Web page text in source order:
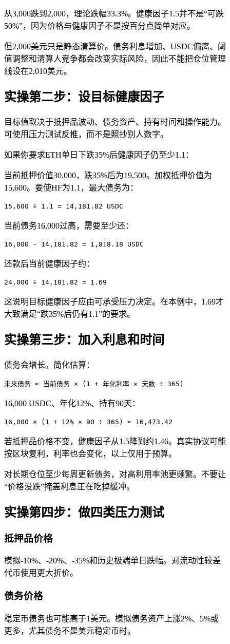
从3,000跌到2,000，理论跌幅33.3%。健康因子1.5并不是“可跌
50%”，因为价格与健康因子不是按百分点简单对应。
但2,000美元只是静态清算价。债务利息增加、USDC偏离、阈
值调整和清算人竞争都会改变实际风险，因此不能把仓位管理
线设在2,010美元。
实操第二步：设目标健康因子
目标值取决于抵押品波动、债务资产、持有时间和操作能力。
可使用压力测试反推，而不是照抄别人数字。
如果你要求ETH单日下跌35%后健康因子仍至少1.1：
当前抵押价值30,000，跌35%后为19,500。加权抵押价值为
15,600。要使HF为1.1，最大债务为：
15,600 ÷ 1.1 = 14,181.82 USDC
当前债务16,000过高，需要至少还：
16,000 - 14,181.82 = 1,818.18 USDC
还款后当前健康因子约：
24,000 ÷ 14,181.82 = 1.69
这说明目标健康因子应由可承受压力决定。在本例中，1.69才
大致满足“跌35%后仍有1.1”的要求。
实操第三步：加入利息和时间
债务会增长。简化估算：
未来债务 ≈ 当前债务 × (1 + 年化利率 × 天数 ÷ 365)
16,000 USDC、年化12%、持有90天：
16,000 × (1 + 12% × 90 ÷ 365) ≈ 16,473.42
若抵押品价格不变，健康因子从1.5降到约1.46。真实协议可能
按区块复利，利率也会变化，以上仅用于预算。
对长期仓位至少每周更新债务，对高利用率池更频繁。不要让
“价格没跌”掩盖利息正在吃掉缓冲。
实操第四步：做四类压力测试
抵押品价格
模拟-10%、-20%、-35%和历史极端单日跌幅。对流动性较差
代币使用更大折价。
债务价格
稳定币债务也可能高于1美元。模拟债务资产上涨2%、5%或
更多，尤其债务不是美元稳定币时。